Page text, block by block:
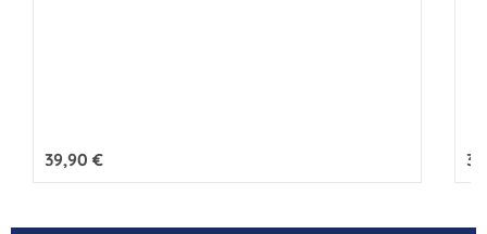
Regulärer Preis:
39,90 €